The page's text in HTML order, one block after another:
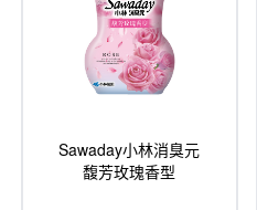
Sawaday小林消臭元
馥芳玫瑰香型